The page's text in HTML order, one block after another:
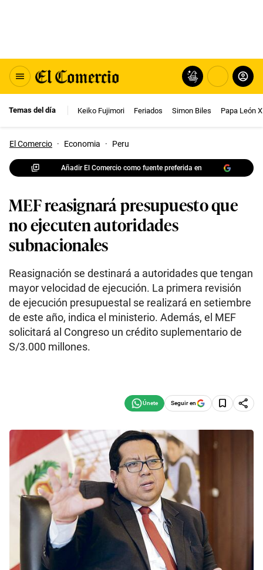
Temas del día Keiko Fujimori Feriados Simon Biles Papa León
El Comercio · Economia · Peru
Añadir El Comercio como fuente preferida en
MEF reasignará presupuesto que
no ejecuten autoridades
subnacionales
Reasignación se destinará a autoridades que tengan
mayor velocidad de ejecución. La primera revisión
de ejecución presupuestal se realizará en setiembre
de este año, indica el ministerio. Además, el MEF
solicitará al Congreso un crédito suplementario de
S/3.000 millones.
Seguir en